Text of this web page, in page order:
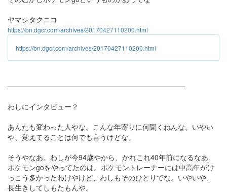
ヤマシタクニコ
https://bn.dgcr.com/archives/20170427110200.html
https://bn.dgcr.com/archives/20170427110200.html
───────────────────────────────────
わしにインタビュー？
あんたも変わった人やな。こんな年寄りに何聞くねんな。いやい
や、覚えてることは何でも言うけどな。
そうやなあ。わしが今94歳やから、かれこれ40年前になるなあ、
ポケモンgoをやってたのは。ポケモントレーナーには中高年がけ
っこう多かったわけやけど、わしもそのひとりでな。いやいや、
長生きしてしもたもんや。